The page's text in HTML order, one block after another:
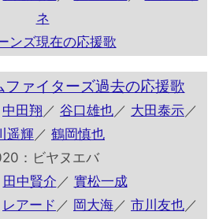
ネ
ンズ現在の応援歌
ァイターズ過去の応援歌
中田翔 ／ 谷口雄也 ／ 大田泰示 ／
遥輝 ／ 鶴岡慎也
：ビヤヌエバ
田中賢介 ／ 實松一成
レアード ／ 岡大海 ／ 市川友也 ／